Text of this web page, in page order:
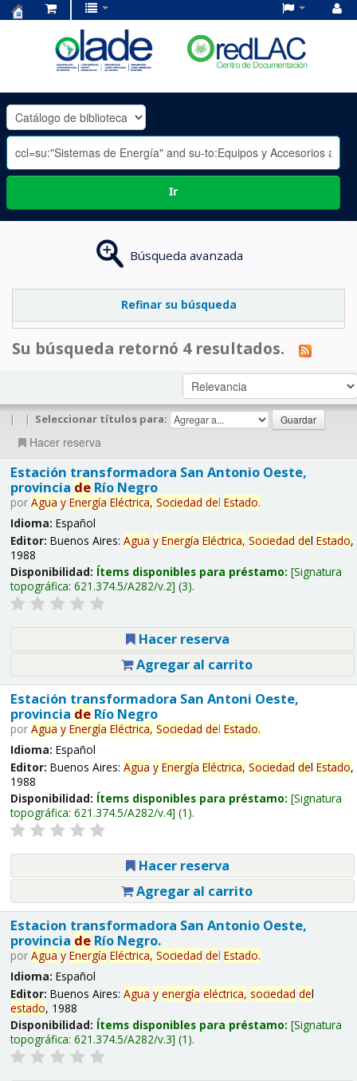
OLADE
-
Ir
Búsqueda avanzada
Refinar su búsqueda
Su búsqueda retornó 4 resultados.
| | Seleccionar títulos para:
Hacer reserva
Estación transformadora San Antonio Oeste,
provincia deRío Negro
por Agua y Energía Eléctrica, Sociedad del Estado.
Idioma: Español
Editor: Buenos Aires: Agua y Energía Eléctrica, Sociedad del Estado,
1988
Disponibilidad: Ítems disponibles para préstamo: Signatura
topográfica: 621.374.5/A282/v.2 (3).
Hacer reserva
Agregar al carrito
Estación transformadora San Antoni Oeste,
provincia deRío Negro
por Agua y Energía Eléctrica, Sociedad del Estado.
Idioma: Español
Editor: Buenos Aires: Agua y Energía Eléctrica, Sociedad del Estado,
1988
Disponibilidad: Ítems disponibles para préstamo: Signatura
topográfica: 621.374.5/A282/v.4 (1).
Hacer reserva
Agregar al carrito
Estacion transformadora San Antonio Oeste,
provincia deRío Negro.
por Agua y Energía Eléctrica, Sociedad del Estado.
Idioma: Español
Editor: Buenos Aires: Agua y energía eléctrica, sociedad del
estado, 1988
Disponibilidad: Ítems disponibles para préstamo: Signatura
topográfica: 621.374.5/A282/v.3 (1).